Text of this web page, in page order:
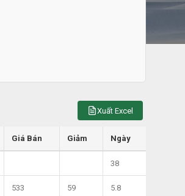
Xuất Excel
Giá Bán Giảm Ngày
38
533 59 5.8